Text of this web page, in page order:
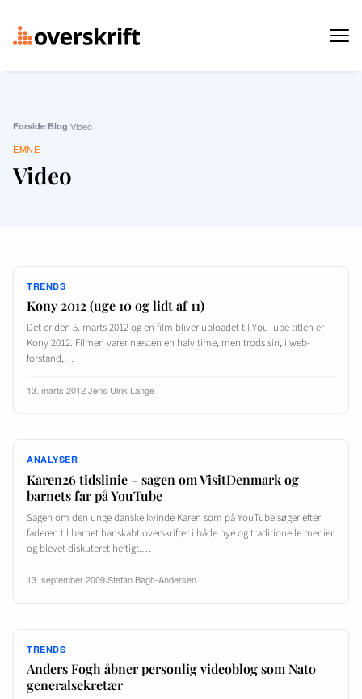
Forside/Blog/Video
EMNE
Video
TRENDS
Kony 2012 (uge 10 og lidt af 11)
Det er den 5. marts 2012 og en film bliver uploadet til YouTube titlen er
Kony 2012. Filmen varer næsten en halv time, men trods sin, i web-
forstand,…
13. marts 2012·Jens Ulrik Lange
ANALYSER
Karen26 tidslinie – sagen om VisitDenmark og
barnets far på YouTube
Sagen om den unge danske kvinde Karen som på YouTube søger efter
faderen til barnet har skabt overskrifter i både nye og traditionelle medier
og blevet diskuteret heftigt.…
13. september 2009·Stefan Bøgh-Andersen
TRENDS
Anders Fogh åbner personlig videoblog som Nato
generalsekretær